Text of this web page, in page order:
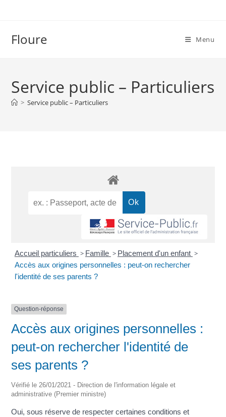
Floure Menu
Service public – Particuliers
> Service public – Particuliers
Accueil particuliers > Famille > Placement d'un enfant >
Accès aux origines personnelles : peut-on rechercher
l'identité de ses parents ?
Question-réponse
Accès aux origines personnelles :
peut-on rechercher l'identité de
ses parents ?
Vérifié le 26/01/2021 - Direction de l'information légale et
administrative (Premier ministre)
Oui, sous réserve de respecter certaines conditions et